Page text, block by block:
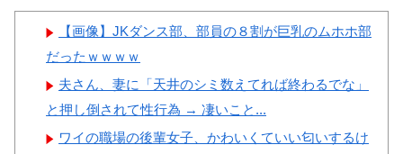
だろこれ…（ﾌﾞﾙﾌﾞﾙ」＝韓国
の反応
Powered by livedoor 相互RSS
【画像】JKダンス部、部員の８割が巨乳のムホホ部
だったｗｗｗｗ
夫さん、妻に「天井のシミ数えてれば終わるでな」
と押し倒されて性行為 → 凄いこと...
ワイの職場の後輩女子、かわいくていい匂いするけ